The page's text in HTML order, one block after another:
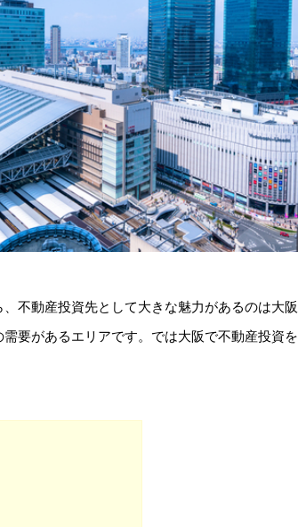
不動産投資先として大きな魅力があるのは大
要があるエリアです。では大阪で不動産投資